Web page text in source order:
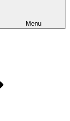
Menu